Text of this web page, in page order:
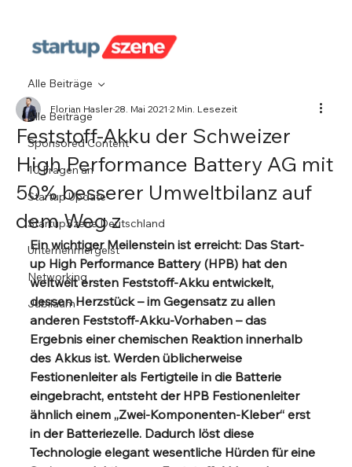
Alle Beiträge
Sponsored Content
10 Fragen an
Startup Update
StartupSzene Deutschland
Unternehmergeist
Networking
Jubiläum
Alle Beiträge
Feststoff-Akku der Schweizer
High Performance Battery AG mit
50% besserer Umweltbilanz auf
dem Weg z
Florian Hasler28. Mai 20212 Min. Lesezeit
Ein wichtiger Meilenstein ist erreicht: Das Start-
up High Performance Battery (HPB) hat den
weltweit ersten Feststoff-Akku entwickelt,
dessen Herzstück – im Gegensatz zu allen
anderen Feststoff-Akku-Vorhaben – das
Ergebnis einer chemischen Reaktion innerhalb
des Akkus ist. Werden üblicherweise
Festionenleiter als Fertigteile in die Batterie
eingebracht, entsteht der HPB Festionenleiter
ähnlich einem „Zwei-Komponenten-Kleber“ erst
in der Batteriezelle. Dadurch löst diese
Technologie elegant wesentliche Hürden für eine